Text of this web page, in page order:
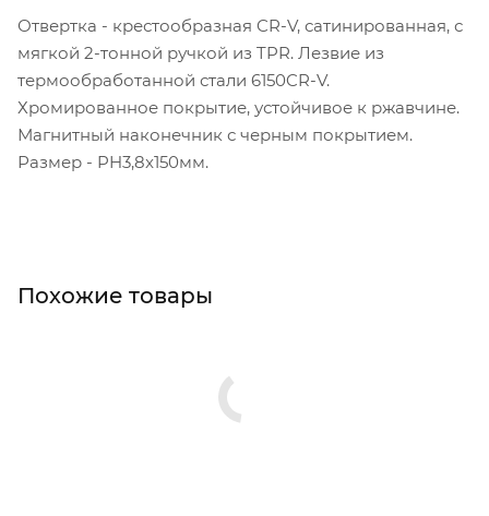
Отвертка - крестообразная CR-V, сатинированная, с
мягкой 2-тонной ручкой из TPR. Лезвие из
термообработанной стали 6150CR-V.
Хромированное покрытие, устойчивое к ржавчине.
Магнитный наконечник с черным покрытием.
Размер - PH3,8x150мм.
Похожие товары